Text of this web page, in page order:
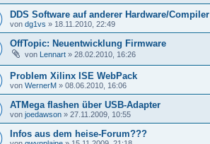
DDS Software auf anderer Hardware/Compiler
von dg1vs » 18.11.2010, 22:49
OffTopic: Neuentwicklung Firmware
von Lennart » 28.02.2010, 16:26
Problem Xilinx ISE WebPack
von WernerM » 08.06.2010, 16:06
ATMega flashen über USB-Adapter
von joedawson » 27.11.2009, 10:55
Infos aus dem heise-Forum???